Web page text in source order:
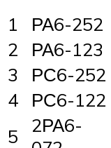
1
РА6-252
2
РА6-123
3
РС6-252
4
РС6-122
5
2РА6-